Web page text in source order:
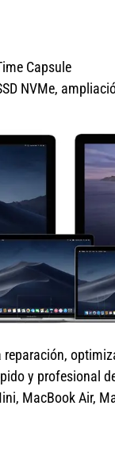
Capsule
NVMe,
y profesional
MacBook Air,